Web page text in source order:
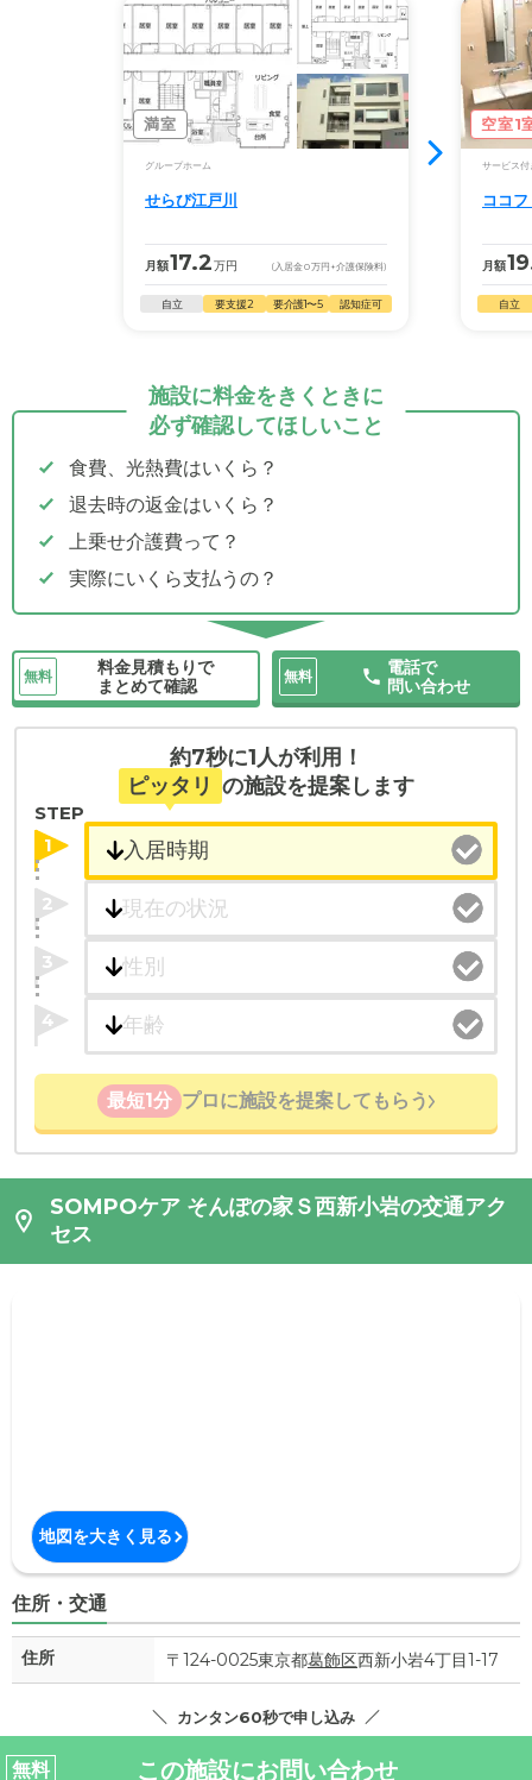
満室
グループホーム
せらび江戸川
月額17.2万円 (入居金0万円 +介護保険料)
自立 要支援2 要介護1〜5 認知症可
空室1
サービス付
ココ
月額
自立
施設に料金をきくときに
必ず確認してほしいこと
食費、光熱費はいくら？
退去時の返金はいくら？
上乗せ介護費って？
実際にいくら支払うの？
無料
料金見積もりで
まとめて確認
無料
電話で
問い合わせ
約7秒に1人が利用！
ピッタリ の施設を提案します
STEP
1
2
3
4
最短1分 プロに施設を提案してもらう
SOMPOケア そんぽの家Ｓ西新小岩の交通アク
セス
地図を大きく見る
住所・交通
住所 〒124-0025東京都葛飾区西新小岩4丁目1-17
カンタン60秒で申し込み
無料 この施設にお問い合わせ